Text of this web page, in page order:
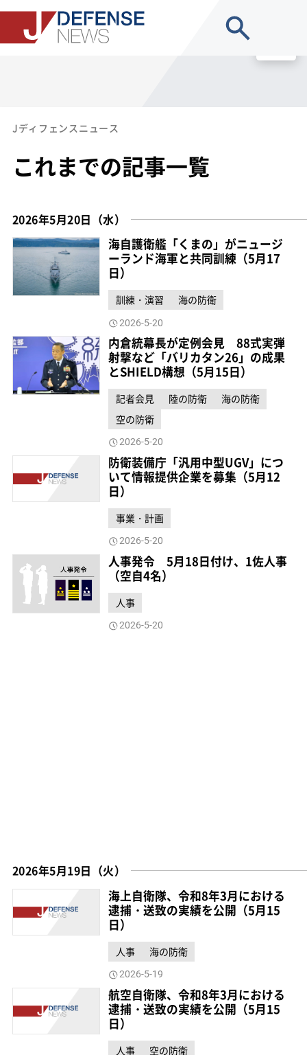
Jディフェンスニュース
これまでの記事一覧
2026年5月20日（水）
海自護衛艦「くまの」がニュージ
ーランド海軍と共同訓練（5月17
日）
訓練・演習 海の防衛
2026-5-20
内倉統幕長が定例会見 88式実弾
射撃など「バリカタン26」の成果
とSHIELD構想（5月15日）
記者会見 陸の防衛
海の防衛
空の防衛
2026-5-20
防衛装備庁「汎用中型UGV」につ
いて情報提供企業を募集（5月12
日）
事業・計画
2026-5-20
人事発令 5月18日付け、1佐人事
（空自4名）
人事
2026-5-20
2026年5月19日（火）
海上自衛隊、令和8年3月における
逮捕・送致の実績を公開（5月15
日）
人事 海の防衛
2026-5-19
航空自衛隊、令和8年3月における
逮捕・送致の実績を公開（5月15
日）
人事 空の防衛